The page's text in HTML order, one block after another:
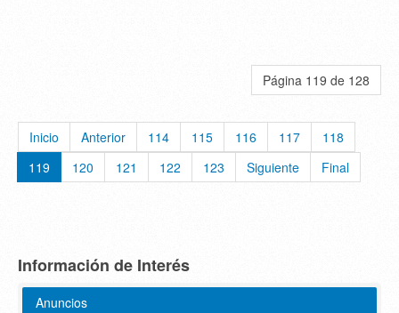
Página 119 de 128
Inicio Anterior 114 115 116 117
118
119
120 121 122 123 Siguiente Final
Información de Interés
Anuncios